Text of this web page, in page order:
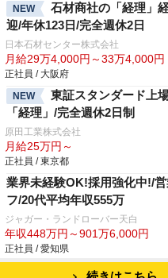
NEW
石材商社の「経理」
迎/年休123日/完全週休2日
日本石材センター株式会社
月給29万4,000円～33万4,000円
正社員 / 大阪府
NEW
東証スタンダード上
「経理」/完全週休2日制
原田工業株式会社
月給25万円～
正社員 / 東京都
業界未経験OK!採用強化中!/営
フ/20代平均年収555万
ジャガー・ランドローバー天白
年収448万円～901万6,000円
正社員 / 愛知県